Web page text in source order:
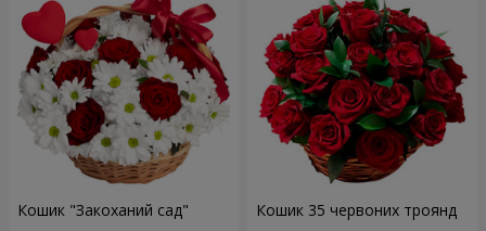
Кошик "Закоханий сад" Кошик 35 червоних троянд